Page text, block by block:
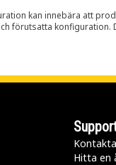
kan innebära att
förutsatta
Hitta en